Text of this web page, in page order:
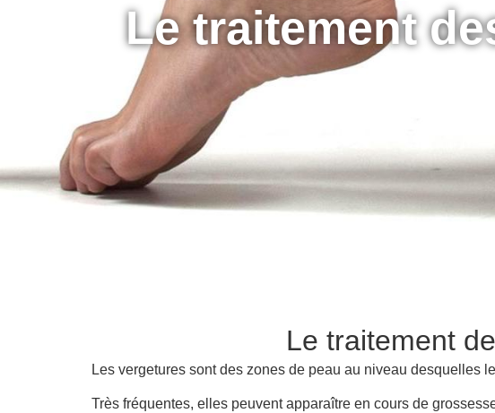
Le traitement
Le traitement
Les vergetures sont des zones de peau au niveau desquelles
Très fréquentes, elles peuvent apparaître en cours de